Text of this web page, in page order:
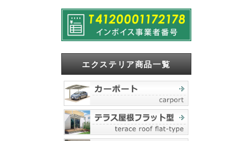
エクステリア商品一覧